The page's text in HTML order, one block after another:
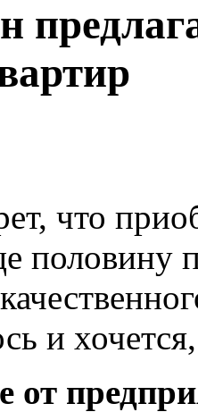
что
половину
и
от